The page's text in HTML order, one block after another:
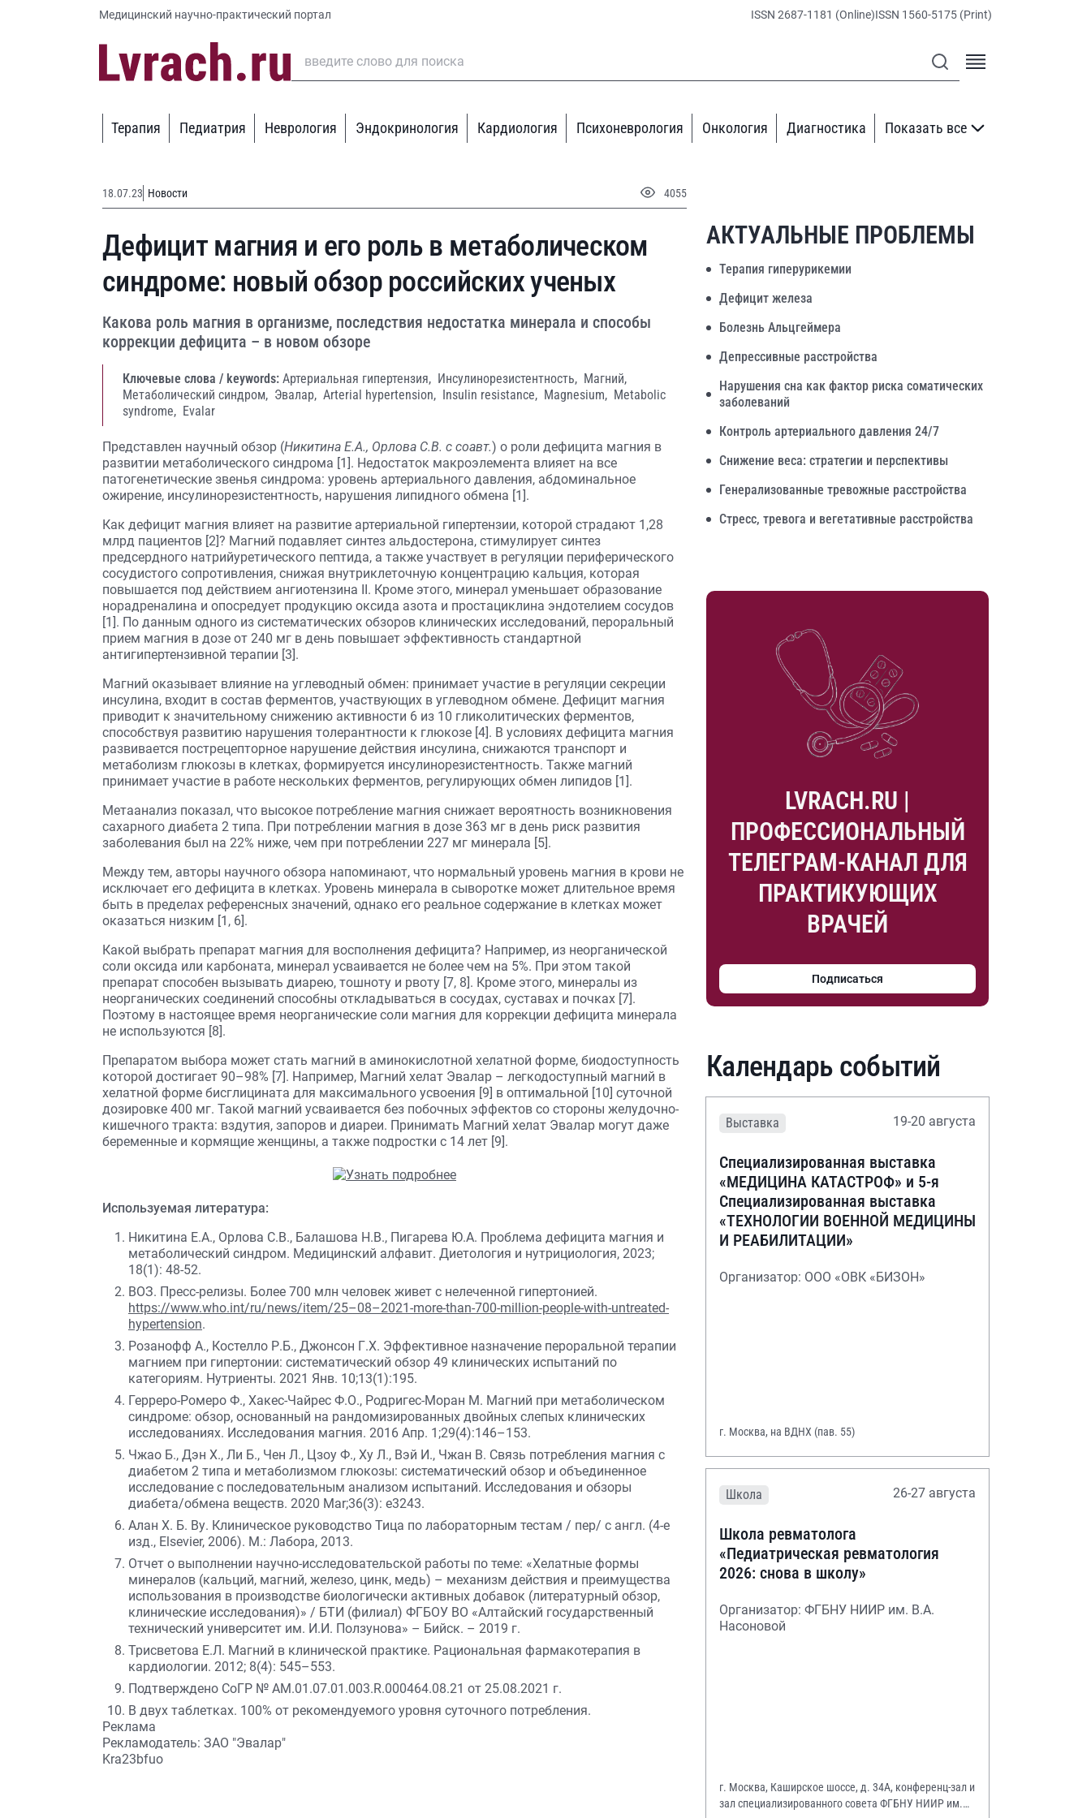
Медицинский научно-практический портал ISSN 2687-1181 (Online)ISSN 1560-5175 (Print)
Терапия Педиатрия Неврология Эндокринология Кардиология Психоневрология Онкология Диагностика Показать все
18.07.23 Новости 4055
Дефицит магния и его роль в метаболическом
синдроме: новый обзор российских ученых
Какова роль магния в организме, последствия недостатка минерала и способы
коррекции дефицита – в новом обзоре
Ключевые слова / keywords: Артериальная гипертензия, Инсулинорезистентность, Магний,
Метаболический синдром, Эвалар, Arterial hypertension, Insulin resistance, Magnesium, Metabolic
syndrome, Evalar
Представлен научный обзор (Никитина Е.А., Орлова С.В. с соавт.) о роли дефицита магния в
развитии метаболического синдрома [1]. Недостаток макроэлемента влияет на все
патогенетические звенья синдрома: уровень артериального давления, абдоминальное
ожирение, инсулинорезистентность, нарушения липидного обмена [1].
Как дефицит магния влияет на развитие артериальной гипертензии, которой страдают 1,28
млрд пациентов [2]? Магний подавляет синтез альдостерона, стимулирует синтез
предсердного натрийуретического пептида, а также участвует в регуляции периферического
сосудистого сопротивления, снижая внутриклеточную концентрацию кальция, которая
повышается под действием ангиотензина II. Кроме этого, минерал уменьшает образование
норадреналина и опосредует продукцию оксида азота и простациклина эндотелием сосудов
[1]. По данным одного из систематических обзоров клинических исследований, пероральный
прием магния в дозе от 240 мг в день повышает эффективность стандартной
антигипертензивной терапии [3].
Магний оказывает влияние на углеводный обмен: принимает участие в регуляции секреции
инсулина, входит в состав ферментов, участвующих в углеводном обмене. Дефицит магния
приводит к значительному снижению активности 6 из 10 гликолитических ферментов,
способствуя развитию нарушения толерантности к глюкозе [4]. В условиях дефицита магния
развивается пострецепторное нарушение действия инсулина, снижаются транспорт и
метаболизм глюкозы в клетках, формируется инсулинорезистентность. Также магний
принимает участие в работе нескольких ферментов, регулирующих обмен липидов [1].
Метаанализ показал, что высокое потребление магния снижает вероятность возникновения
сахарного диабета 2 типа. При потреблении магния в дозе 363 мг в день риск развития
заболевания был на 22% ниже, чем при потреблении 227 мг минерала [5].
Между тем, авторы научного обзора напоминают, что нормальный уровень магния в крови не
исключает его дефицита в клетках. Уровень минерала в сыворотке может длительное время
быть в пределах референсных значений, однако его реальное содержание в клетках может
оказаться низким [1, 6].
Какой выбрать препарат магния для восполнения дефицита? Например, из неорганической
соли оксида или карбоната, минерал усваивается не более чем на 5%. При этом такой
препарат способен вызывать диарею, тошноту и рвоту [7, 8]. Кроме этого, минералы из
неорганических соединений способны откладываться в сосудах, суставах и почках [7].
Поэтому в настоящее время неорганические соли магния для коррекции дефицита минерала
не используются [8].
Препаратом выбора может стать магний в аминокислотной хелатной форме, биодоступность
которой достигает 90–98% [7]. Например, Магний хелат Эвалар – легкодоступный магний в
хелатной форме бисглицината для максимального усвоения [9] в оптимальной [10] суточной
дозировке 400 мг. Такой магний усваивается без побочных эффектов со стороны желудочно-
кишечного тракта: вздутия, запоров и диареи. Принимать Магний хелат Эвалар могут даже
беременные и кормящие женщины, а также подростки с 14 лет [9].
Используемая литература:
Никитина Е.А., Орлова С.В., Балашова Н.В., Пигарева Ю.А. Проблема дефицита магния и
метаболический синдром. Медицинский алфавит. Диетология и нутрициология, 2023;
18(1): 48-52.
ВОЗ. Пресс-релизы. Более 700 млн человек живет с нелеченной гипертонией.
https://www.who.int/ru/news/item/25–08–2021-more-than-700-million-people-with-untreated-
hypertension.
Розанофф А., Костелло Р.Б., Джонсон Г.Х. Эффективное назначение пероральной терапии
магнием при гипертонии: систематический обзор 49 клинических испытаний по
категориям. Нутриенты. 2021 Янв. 10;13(1):195.
Герреро-Ромеро Ф., Хакес-Чайрес Ф.О., Родригес-Моран М. Магний при метаболическом
синдроме: обзор, основанный на рандомизированных двойных слепых клинических
исследованиях. Исследования магния. 2016 Апр. 1;29(4):146–153.
Чжао Б., Дэн Х., Ли Б., Чен Л., Цзоу Ф., Ху Л., Вэй И., Чжан В. Связь потребления магния с
диабетом 2 типа и метаболизмом глюкозы: систематический обзор и объединенное
исследование с последовательным анализом испытаний. Исследования и обзоры
диабета/обмена веществ. 2020 Mar;36(3): e3243.
Алан Х. Б. Ву. Клиническое руководство Тица по лабораторным тестам / пер/ с англ. (4-е
изд., Elsevier, 2006). М.: Лабора, 2013.
Отчет о выполнении научно-исследовательской работы по теме: «Хелатные формы
минералов (кальций, магний, железо, цинк, медь) – механизм действия и преимущества
использования в производстве биологически активных добавок (литературный обзор,
клинические исследования)» / БТИ (филиал) ФГБОУ ВО «Алтайский государственный
технический университет им. И.И. Ползунова» – Бийск. – 2019 г.
Трисветова Е.Л. Магний в клинической практике. Рациональная фармакотерапия в
кардиологии. 2012; 8(4): 545–553.
Подтверждено СоГР № AM.01.07.01.003.R.000464.08.21 от 25.08.2021 г.
В двух таблетках. 100% от рекомендуемого уровня суточного потребления.
Реклама
Рекламодатель: ЗАО "Эвалар"
Kra23bfuo
АКТУАЛЬНЫЕ ПРОБЛЕМЫ
Терапия гиперурикемии
Дефицит железа
Болезнь Альцгеймера
Депрессивные расстройства
Нарушения сна как фактор риска соматических
заболеваний
Контроль артериального давления 24/7
Снижение веса: стратегии и перспективы
Генерализованные тревожные расстройства
Стресс, тревога и вегетативные расстройства
LVRACH.RU |
ПРОФЕССИОНАЛЬНЫЙ
ТЕЛЕГРАМ-КАНАЛ ДЛЯ
ПРАКТИКУЮЩИХ
ВРАЧЕЙ
Подписаться
Календарь событий
Выставка 19-20 августа
Специализированная выставка
«МЕДИЦИНА КАТАСТРОФ» и 5-я
Специализированная выставка
«ТЕХНОЛОГИИ ВОЕННОЙ МЕДИЦИНЫ
И РЕАБИЛИТАЦИИ»
Организатор: ООО «ОВК «БИЗОН»
г. Москва, на ВДНХ (пав. 55)
Школа 26-27 августа
Школа ревматолога
«Педиатрическая ревматология
2026: снова в школу»
Организатор: ФГБНУ НИИР им. В.А.
Насоновой
г. Москва, Каширское шоссе, д. 34А, конференц-зал и
зал специализированного совета ФГБНУ НИИР им.